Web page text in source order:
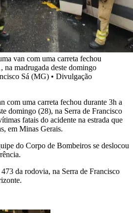
van com uma carreta fechou
na madrugada deste domingo
Sá (MG) • Divulgação
com uma carreta fechou durante 3h a
domingo (28), na Serra de Francisco
fatais do acidente na estrada que
em Minas Gerais.
do Corpo de Bombeiros se deslocou
da rodovia, na Serra de Francisco